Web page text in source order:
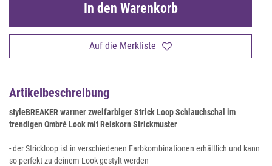
Auf die Merkliste
In den Warenkorb
Artikelbeschreibung
styleBREAKER warmer zweifarbiger Strick Loop Schlauchschal im
trendigen Ombré Look mit Reiskorn Strickmuster
- der Strickloop ist in verschiedenen Farbkombinationen erhältlich und kann
so perfekt zu deinem Look gestylt werden